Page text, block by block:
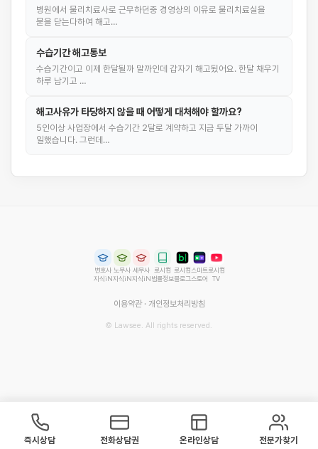
병원에서 물리치료사로 근무하던중 경영상의 이유로 물리치료실을
묻을 닫는다하여 해고…
수습기간 해고통보
수습기간이고 이제 한달될까 말까인데 갑자기 해고됬어요. 한달 채우기
하루 남기고 …
해고사유가 타당하지 않을 때 어떻게 대처해야 할까요?
5인이상 사업장에서 수습기간 2달로 계약하고 지금 두달 가까이
일했습니다. 그런데…
변호사
지식iN
노무사
지식iN
세무사
지식iN
로시컴
법률정보
로시컴
블로그
스마트
스토어
로시컴
TV
이용약관· 개인정보처리방침
© Lawsee. All rights reserved.
즉시상담 전화상담권 온라인상담 전문가찾기